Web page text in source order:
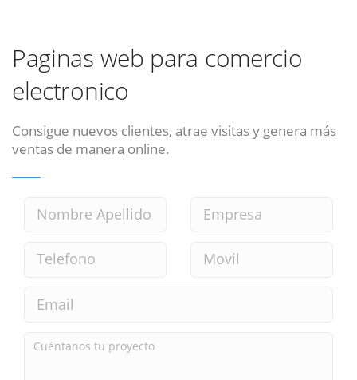
Paginas web para comercio
electronico
Consigue nuevos clientes, atrae visitas y genera más
ventas de manera online.